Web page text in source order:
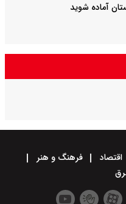
آماده شوید
اقتصاد
فرهنگ و هنر